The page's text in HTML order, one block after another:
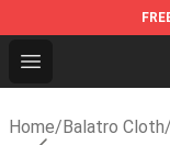
Open menu
Home/Balatro Cloth/